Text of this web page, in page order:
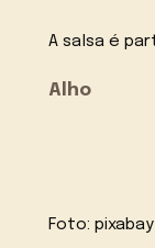
A salsa é
Alho
Foto:pixabay